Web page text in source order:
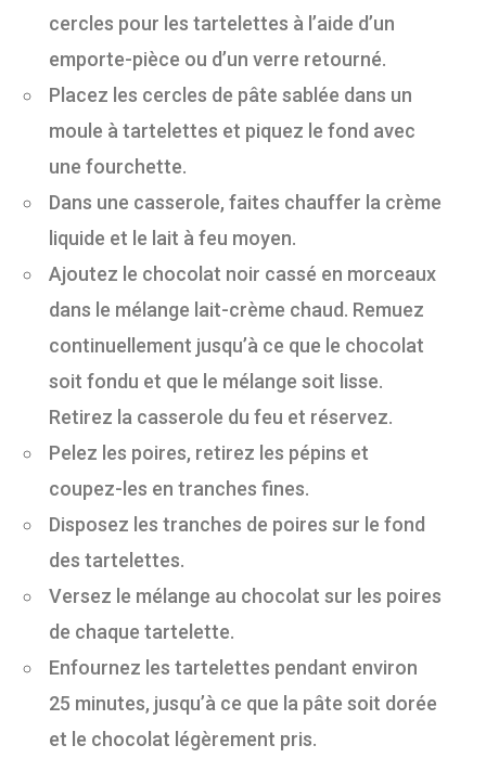
cercles pour les tartelettes à l’aide d’un
emporte-pièce ou d’un verre retourné.
Placez les cercles de pâte sablée dans un
moule à tartelettes et piquez le fond avec
une fourchette.
Dans une casserole, faites chauffer la crème
liquide et le lait à feu moyen.
Ajoutez le chocolat noir cassé en morceaux
dans le mélange lait-crème chaud. Remuez
continuellement jusqu’à ce que le chocolat
soit fondu et que le mélange soit lisse.
Retirez la casserole du feu et réservez.
Pelez les poires, retirez les pépins et
coupez-les en tranches fines.
Disposez les tranches de poires sur le fond
des tartelettes.
Versez le mélange au chocolat sur les poires
de chaque tartelette.
Enfournez les tartelettes pendant environ
25 minutes, jusqu’à ce que la pâte soit dorée
et le chocolat légèrement pris.